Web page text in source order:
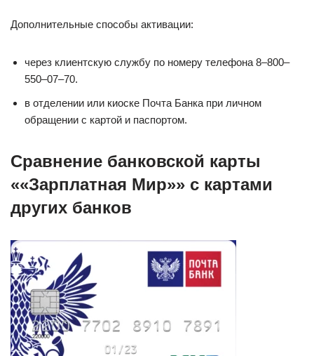
Дополнительные способы активации:
через клиентскую службу по номеру телефона 8–800–
550–07–70.
в отделении или киоске Почта Банка при личном
обращении с картой и паспортом.
Сравнение банковской карты
««Зарплатная Мир»» с картами
других банков